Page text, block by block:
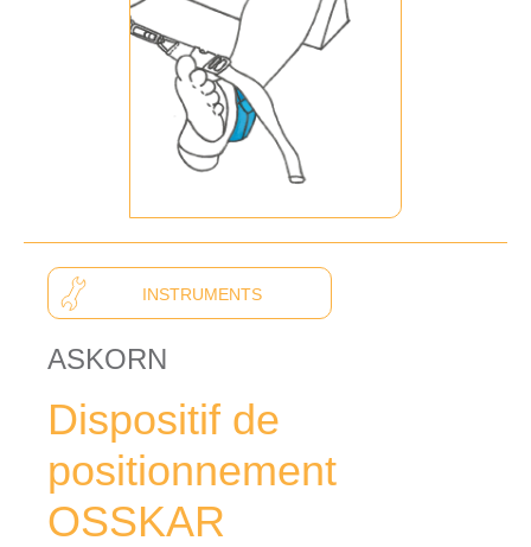
INSTRUMENTS
ASKORN
Dispositif de
positionnement
OSSKAR